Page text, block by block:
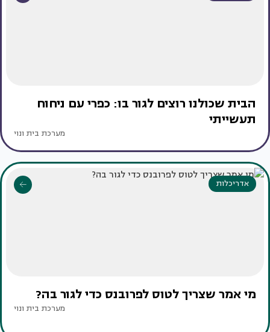
הבית שכולנו רוצים לגור בו: כפרי עם ניחוח
תעשייתי
מערכת בית ונוי
אדריכלות
מי אמר שצריך לטוס לפרובנס כדי לגור בה?
מערכת בית ונוי